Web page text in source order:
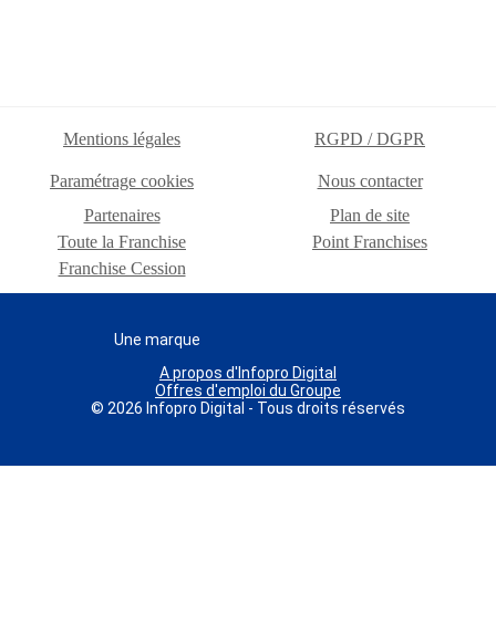
Mentions légales RGPD / DGPR
Paramétrage cookies
Nous contacter
Partenaires
Plan de site
Toute la Franchise
Point Franchises
Franchise Cession
Une marque
A propos d'Infopro Digital
Offres d'emploi du Groupe
© 2026 Infopro Digital - Tous droits réservés